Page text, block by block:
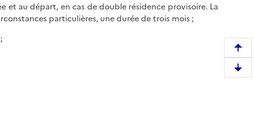
et au départ, en cas de double résidence provisoire. La
particulières, une durée de trois mois ;
e
m
D